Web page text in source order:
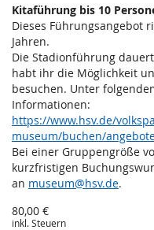
Kitaführung bis 10
Dieses Führungsangebot
Jahren.
Die Stadionführung
habt ihr die Möglichkeit
besuchen. Unter
Informationen:
https://www.hsv.de/
museum/buchen/
Bei einer Gruppengröße
kurzfristigen
an museum@hsv.de.
80,00 €
inkl. Steuern